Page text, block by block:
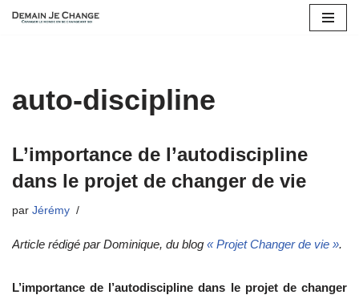
auto-discipline
L’importance de l’autodiscipline
dans le projet de changer de vie
par Jérémy
Article rédigé par Dominique, du blog « Projet Changer de vie ».
L’importance de l’autodiscipline dans le projet de changer